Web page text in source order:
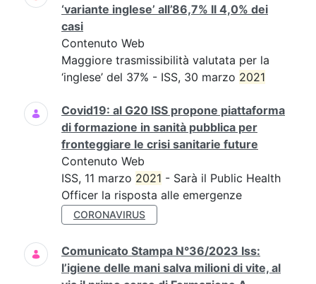
‘variante inglese’ all’86,7% Il 4,0% dei
casi
Contenuto Web
Maggiore trasmissibilità valutata per la
‘inglese’ del 37% - ISS, 30 marzo 2021
Covid19: al G20 ISS propone piattaforma
di formazione in sanità pubblica per
fronteggiare le crisi sanitarie future
Contenuto Web
ISS, 11 marzo 2021 - Sarà il Public Health
Officer la risposta alle emergenze
CORONAVIRUS
Comunicato Stampa N°36/2023 Iss:
l’igiene delle mani salva milioni di vite, al